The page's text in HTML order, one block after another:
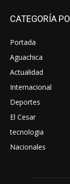
CATEGORÍA
Portada
Aguachica
Actualidad
Internacional
Deportes
El Cesar
tecnologia
Nacionales